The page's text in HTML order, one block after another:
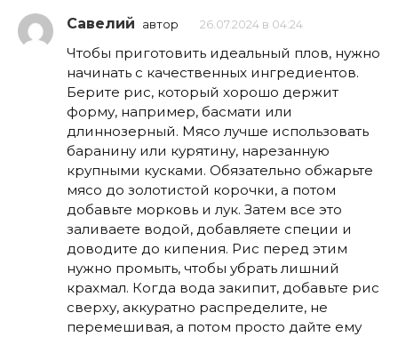
Савелий автор 26.07.2024 в 04:24
Чтобы приготовить идеальный плов, нужно
начинать с качественных ингредиентов.
Берите рис, который хорошо держит
форму, например, басмати или
длиннозерный. Мясо лучше использовать
баранину или курятину, нарезанную
крупными кусками. Обязательно обжарьте
мясо до золотистой корочки, а потом
добавьте морковь и лук. Затем все это
заливаете водой, добавляете специи и
доводите до кипения. Рис перед этим
нужно промыть, чтобы убрать лишний
крахмал. Когда вода закипит, добавьте рис
сверху, аккуратно распределите, не
перемешивая, а потом просто дайте ему